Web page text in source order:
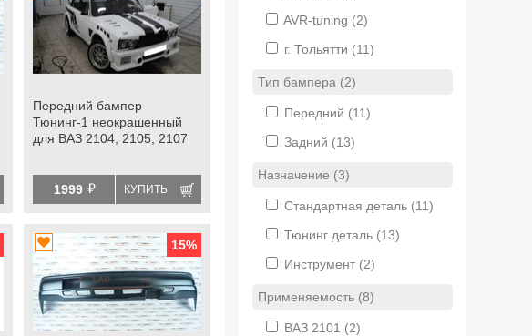
Передний бампер
Тюнинг-1 неокрашенный
для ВАЗ 2104, 2105, 2107
1999 й КУПИТЬ
15%
AVR-tuning (2)
г. Тольятти (11)
Тип бампера (2)
Передний (11)
Задний (13)
Назначение (3)
Стандартная деталь (11)
Тюнинг деталь (13)
Инструмент (2)
Применяемость (8)
ВАЗ 2101 (2)